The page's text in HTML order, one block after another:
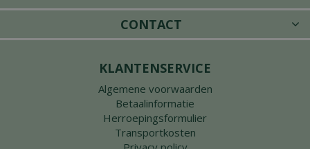
CONTACT
KLANTENSERVICE
Algemene voorwaarden
Betaalinformatie
Herroepingsformulier
Transportkosten